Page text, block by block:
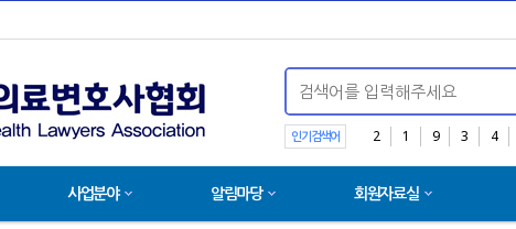
인기검색어 2 1 9 3 4
사업분야 알림마당 회원자료실